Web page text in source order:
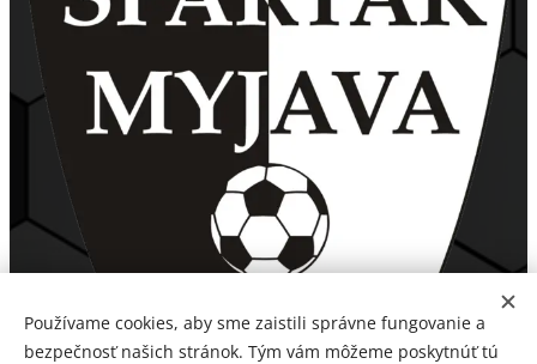
Používame cookies, aby sme zaistili správne fungovanie a
bezpečnosť našich stránok. Tým vám môžeme poskytnúť tú